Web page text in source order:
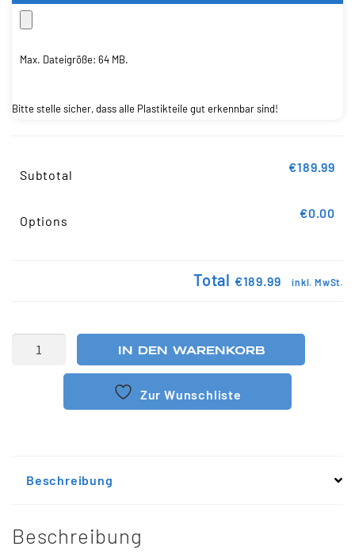
Max. Dateigröße: 64 MB.
Bitte stelle sicher, dass alle Plastikteile gut erkennbar sind!
Subtotal
€189.99
Options
€0.00
Total €189.99 inkl. MwSt.
IN DEN WARENKORB
Zur Wunschliste
Beschreibung
Beschreibung